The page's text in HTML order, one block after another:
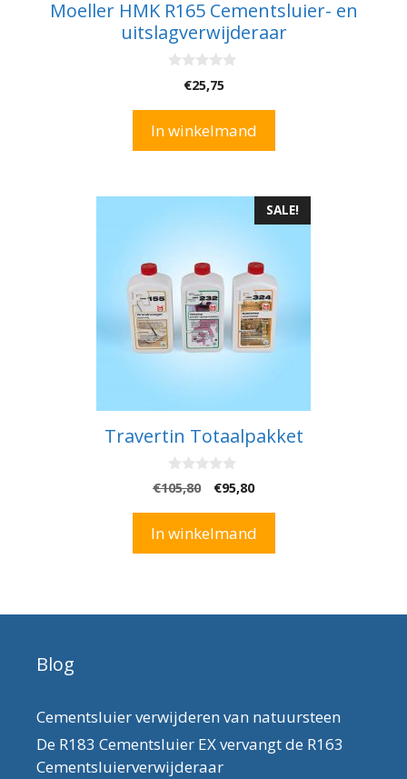
Moeller HMK R165 Cementsluier- en
uitslagverwijderaar
5
€25,75
In winkelmand
SALE!
Travertin Totaalpakket
0
v
5
€105,80
Oorspronkelijke
was:
€105,80.
€95,80Huidige
is:
€95,80.
In winkelmand
Blog
Cementsluier verwijderen van natuursteen
De R183 Cementsluier EX vervangt de R163
Cementsluierverwijderaar